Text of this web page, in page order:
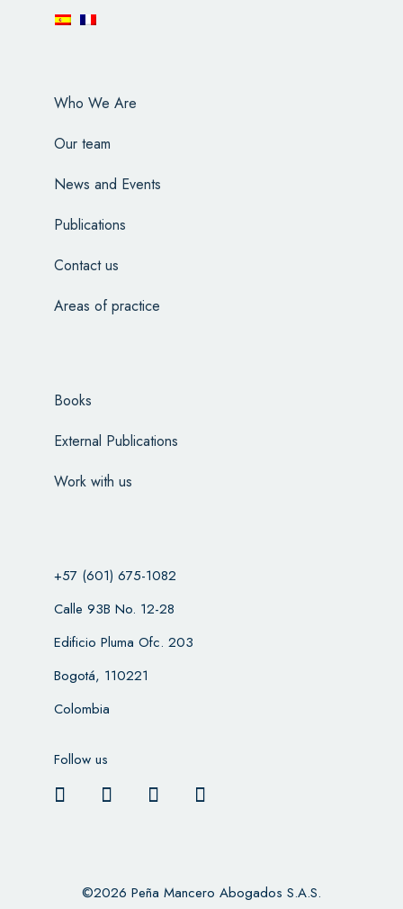
Who We Are
Our team
News and Events
Publications
Contact us
Areas of practice
Books
External Publications
Work with us
+57 (601) 675-1082
Calle 93B No. 12-28
Edificio Pluma Ofc. 203
Bogotá, 110221
Colombia
Follow us
©2026 Peña Mancero Abogados S.A.S.